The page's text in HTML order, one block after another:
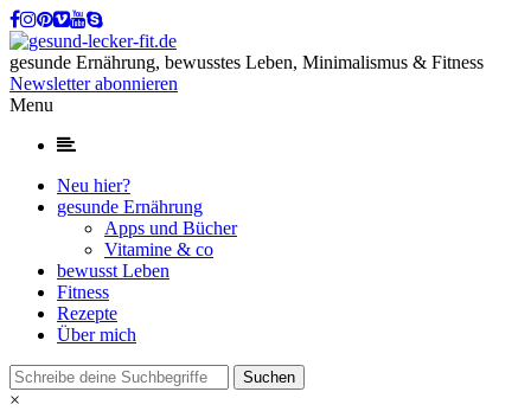
gesunde Ernährung, bewusstes Leben, Minimalismus & Fitness
Newsletter abonnieren
Menu
Neu hier?
gesunde Ernährung
Apps und Bücher
Vitamine & co
bewusst Leben
Fitness
Rezepte
Über mich
×